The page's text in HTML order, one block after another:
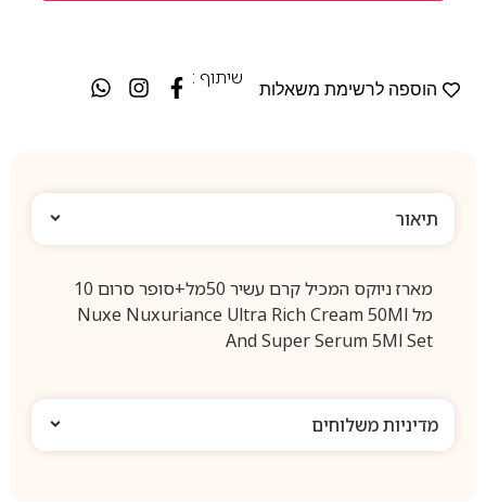
הוספה לרשימת משאלות
שיתוף :
תיאור
מארז ניוקס המכיל קרם עשיר 50מל+סופר סרום 10
מל Nuxe Nuxuriance Ultra Rich Cream 50Ml
And Super Serum 5Ml Set
מדיניות משלוחים